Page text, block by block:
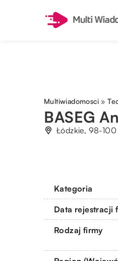
Multiwiadomosci »
BASEG
Łódzkie, 98-
Kategoria
Data rejestracji
Rodzaj firmy